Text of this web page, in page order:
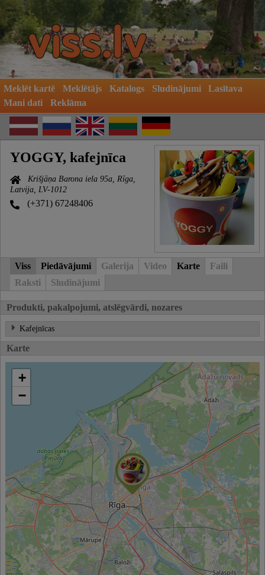
Meklēt kartē Meklētājs Katalogs Sludinājumi
Lasītava
Mani dati
Reklāma
YOGGY, kafejnīca
Krišjāņa Barona iela 95a, Rīga,
Latvija, LV-1012
(+371) 67248406
Viss Piedāvājumi Galerija Video Karte
Faili
Raksti
Sludinājumi
Produkti, pakalpojumi, atslēgvārdi, nozares
Kafejnīcas
Karte
+
−